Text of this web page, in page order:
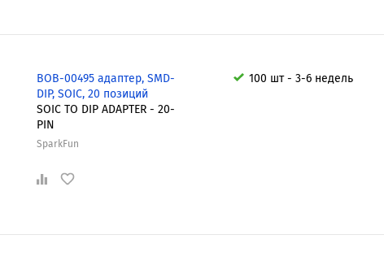
BOB-00495 адаптер, SMD-
DIP, SOIC, 20 позиций
SOIC TO DIP ADAPTER - 20-
PIN
SparkFun
100 шт - 3-6 недель